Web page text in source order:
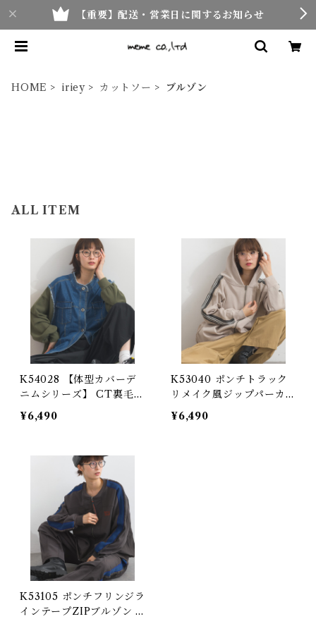
【重要】配送・営業日に関するお知らせ
HOME iriey カットソー ブルゾン
ALL ITEM
K54028 【体型カバーデ
ニムシリーズ】 CT裏毛×
8ozデニム異素材リメイク
風デニム切替 ブルゾン /
Mixed-Fabric Remake-
Style Crew Cardigan
¥6,490
K53040 ポンチトラック
リメイク風ジップパーカー
/ Ponte Track-Style Re
make Zip Hoodie (残り
¥6,490
K53105 ポンチフリンジラ
インテープZIPブルゾン /